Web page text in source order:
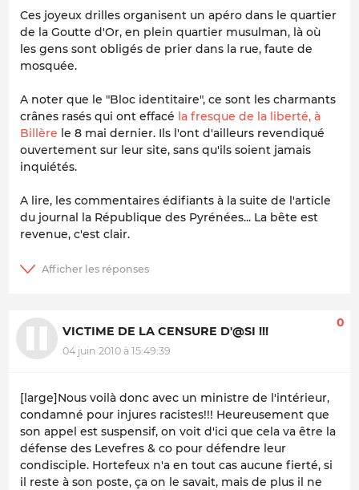
Ces joyeux drilles organisent un apéro dans le quartier
de la Goutte d'Or, en plein quartier musulman, là où
les gens sont obligés de prier dans la rue, faute de
mosquée.
A noter que le "Bloc identitaire", ce sont les charmants
crânes rasés qui ont effacé la fresque de la liberté, à
Billère le 8 mai dernier. Ils l'ont d'ailleurs revendiqué
ouvertement sur leur site, sans qu'ils soient jamais
inquiétés.
A lire, les commentaires édifiants à la suite de l'article
du journal la République des Pyrénées... La bête est
revenue, c'est clair.
VICTIME DE LA CENSURE D'@SI !!!
04 juin 2010 à 15:49:39
0
[large]Nous voilà donc avec un ministre de l'intérieur,
condamné pour injures racistes!!! Heureusement que
son appel est suspensif, on voit d'ici que cela va être la
défense des Levefres & co pour défendre leur
condisciple. Hortefeux n'a en tout cas aucune fierté, si
il reste à son poste, ça on le savait, mais de plus il ne